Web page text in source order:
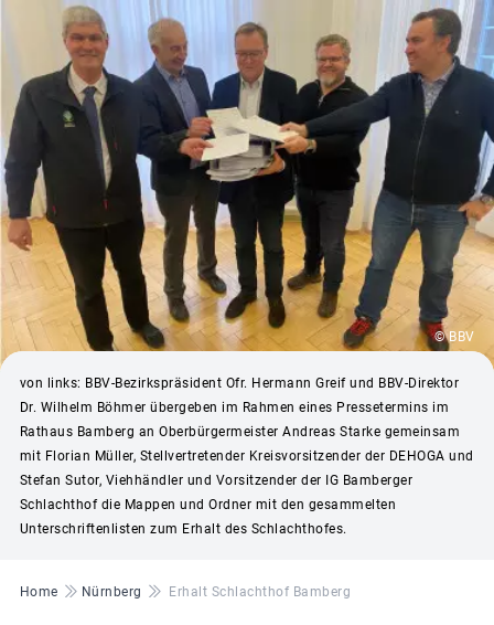
© BBV
von links: BBV-Bezirkspräsident Ofr. Hermann Greif und BBV-Direktor
Dr. Wilhelm Böhmer übergeben im Rahmen eines Pressetermins im
Rathaus Bamberg an Oberbürgermeister Andreas Starke gemeinsam
mit Florian Müller, Stellvertretender Kreisvorsitzender der DEHOGA und
Stefan Sutor, Viehhändler und Vorsitzender der IG Bamberger
Schlachthof die Mappen und Ordner mit den gesammelten
Unterschriftenlisten zum Erhalt des Schlachthofes.
Pfadnavigation
Home Nürnberg Erhalt Schlachthof Bamberg